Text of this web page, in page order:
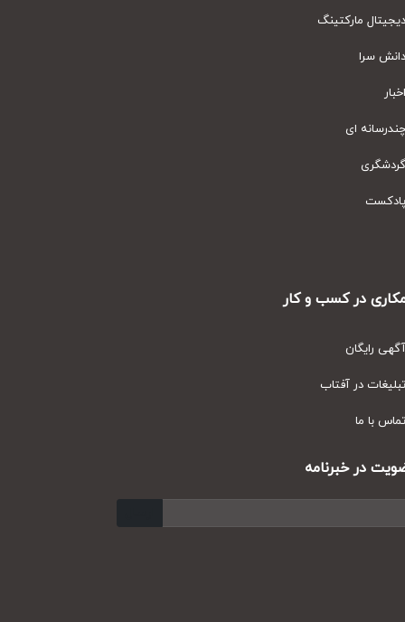
مارکتینگ
سرا
ای
در کسب و کار
رایگان
در آفتاب
با ما
در خبرنامه